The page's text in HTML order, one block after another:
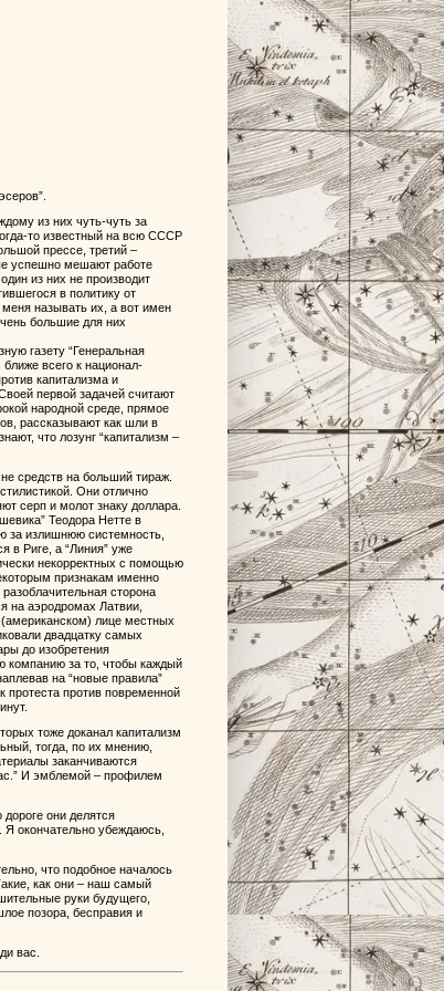
из них чуть-чуть за
то известный на всю СССР
прессе, третий –
успешно мешают работе
из них не производит
в политику от
называть их, а вот имен
большие для них
газету “Генеральная
всего к национал-
капитализма и
первой задачей считают
народной среде, прямое
рассказывают как шли в
что лозунг “капитализм –
средств на больший тираж.
Они отлично
серп и молот знаку доллара.
Теодора Нетте в
за излишнюю системность,
в Риге, а “Линия” уже
некорректных с помощью
признакам именно
сторона
на аэродромах Латвии,
лице местных
двадцатку самых
до изобретения
компанию за то, чтобы каждый
на “новые правила”
протеста против повременной
тоже доканал капитализм
тогда, по их мнению,
заканчиваются
И эмблемой – профилем
они делятся
окончательно убеждаюсь,
что подобное началось
как они – наш самый
руки будущего,
позора, бесправия и
вас.